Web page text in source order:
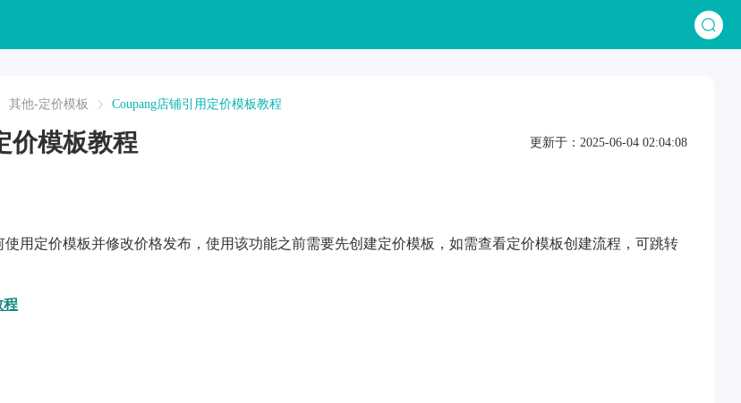
其他-定价模板 Coupang店铺引用定价模板教程
价模板教程 更新于：2025-06-04 02:04:08
用定价模板并修改价格发布，使用该功能之前需要先创建定价模板，如需查看定价模板创建流程，可跳转
程